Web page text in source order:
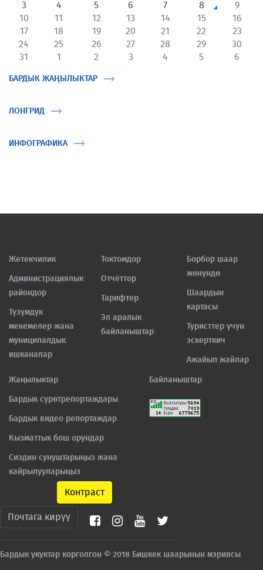
3
4 5 6 7 8
9
10
11 12 13 14 15
16
17
18 19 20 21 22
23
24
25 26 27 28 29
30
31
1 2 3 4 5 6
БАРДЫК ЖАҢЫЛЫКТАР
ЛОНГРИД
ИНФОГРАФИКА
Жетекчилик
Администрациялык
райондор
Түзүмдүк
мекемелер жана
муниципалдык
ишканалар
Токтомдор
Отчёттор
Тарифтер
Эл аралык
байланыштар
Борбор шаар
жөнүндө
Шаардын
картасы
Туристтер үчүн
эскерткич
Ажайып жайлар
Жаңылыктар
Бардык сүрөтрепортаждары
Бардык видео репортаждар
Кызматтык бош орундар
Сиздин сунуштарыңыз жана
кайрылууларыңыз
Байланыштар
Контраст
Почтага кирүү
Бардык укуктар корголгон © 2018 Бишкек шаарынын мэриясы